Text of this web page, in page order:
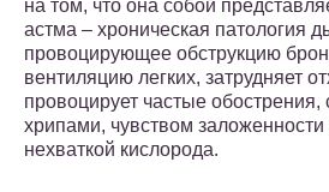
на том, что она собой
астма – хроническая патология
провоцирующее обструкцию
вентиляцию легких, затрудняет
провоцирует частые
хрипами, чувством заложенности
нехваткой кислорода.